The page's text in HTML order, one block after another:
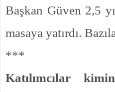
Başkan Güven 2,5
masaya yatırdı.
***
Katılımcılar